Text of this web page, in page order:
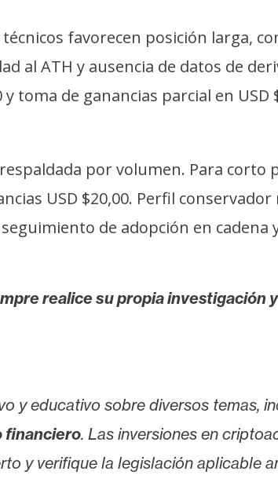
favorecen posición larga,
al ATH y ausencia de datos de
toma de ganancias parcial en USD
por volumen. Para corto
USD $20,00. Perfil
de adopción en cadena
realice su propia investigación
y educativo sobre diversos temas,
financiero. Las inversiones en
y verifique la legislación aplicable